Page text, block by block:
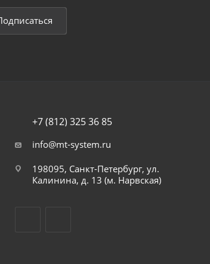
+7 (812) 325 36 85
info@mt-system.ru
198095, Санкт-Петербург, ул.
Калинина, д. 13 (м. Нарвская)